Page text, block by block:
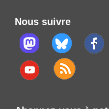
Nous suivre